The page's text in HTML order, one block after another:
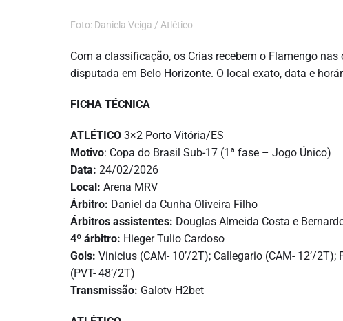
Foto: Daniela Veiga / Atlético
Com a classificação, os Crias recebem o Flamengo
disputada em Belo Horizonte. O local exato, data e
FICHA TÉCNICA
ATLÉTICO 3×2 Porto Vitória/ES
Motivo: Copa do Brasil Sub-17 (1ª fase – Jogo Único)
Data: 24/02/2026
Local: Arena MRV
Árbitro: Daniel da Cunha Oliveira Filho
Árbitros assistentes: Douglas Almeida Costa e
4º árbitro: Hieger Tulio Cardoso
Gols: Vinicius (CAM- 10’/2T); Callegario (CAM- 12’/
(PVT- 48’/2T)
Transmissão: Galotv H2bet